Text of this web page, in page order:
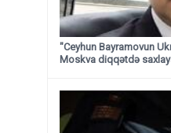
"Ceyhun Bayramovun
Moskva diqqətdə